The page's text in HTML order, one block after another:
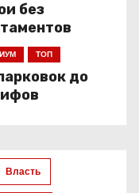
без
ТОП
до
Власть